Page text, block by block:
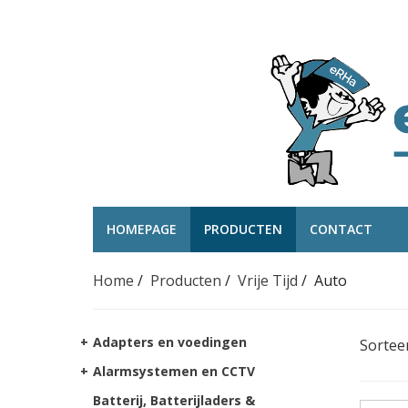
HOMEPAGE PRODUCTEN CONTACT
Home / Producten / Vrije Tijd / Auto
+ Adapters en voedingen
+ Alarmsystemen en CCTV
Batterij, Batterijladers &